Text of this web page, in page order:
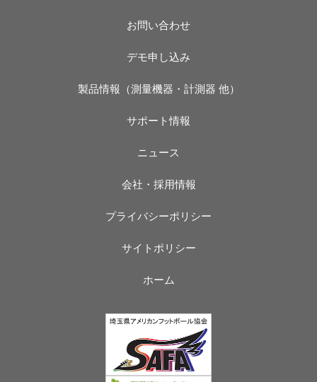
お問い合わせ
デモ申し込み
製品情報（測量機器・計測器 他）
サポート情報
ニュース
会社・採用情報
プライバシーポリシー
サイトポリシー
ホーム